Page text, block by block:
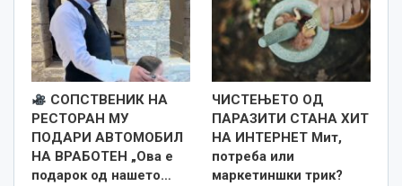
СОПСТВЕНИК НА
РЕСТОРАН МУ
ПОДАРИ АВТОМОБИЛ
НА ВРАБОТЕН „Ова е
подарок од нашето…
ЧИСТЕЊЕТО ОД
ПАРАЗИТИ СТАНА ХИТ
НА ИНТЕРНЕТ Мит,
потреба или
маркетиншки трик?